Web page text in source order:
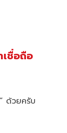
ชื่อถือ
ด้วยครับ